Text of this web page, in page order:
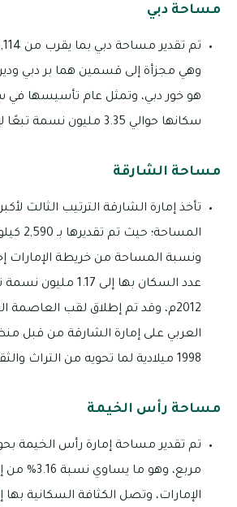
مساحة دبي
وهي مجزأة إلى قسمين هما بر دبي
سكانها حوالي 3.35 مليون نسمة تبعًا لإحصائية 2019م.
مساحة الشارقة
تأخذ إمارة الشارقة الترتيب الثالث
عدد السكان بها إلى 1.17
2012م، وقد تم إطلاق لقب العاصمة
العربي على إمارة الشارقة من قبل
1998 ميلادية لما تحويه من التراث والثقافة العريقة.
مساحة رأس الخيمة
مربع، وهو ما